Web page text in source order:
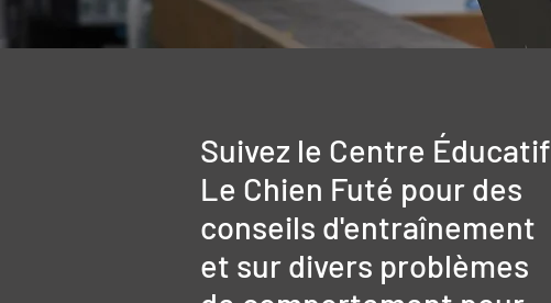
Suivez le Centre Éducatif
Le Chien Futé pour des
conseils d'entraînement
et sur divers problèmes